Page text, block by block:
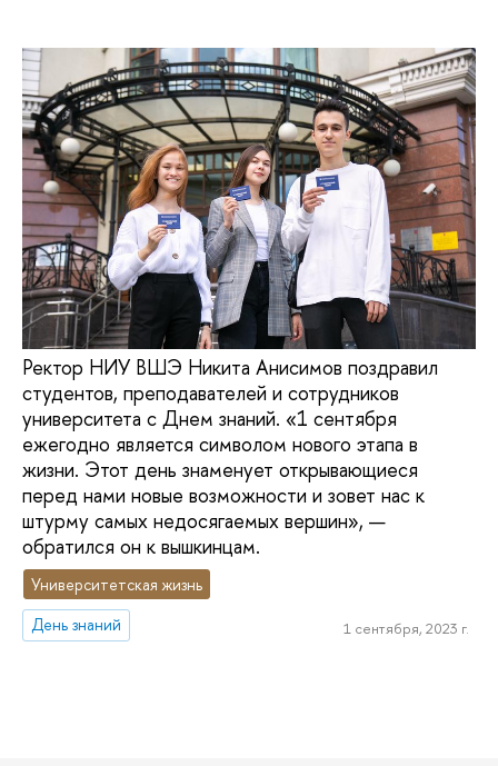
Ректор НИУ ВШЭ Никита Анисимов поздравил
студентов, преподавателей и сотрудников
университета с Днем знаний. «1 сентября
ежегодно является символом нового этапа в
жизни. Этот день знаменует открывающиеся
перед нами новые возможности и зовет нас к
штурму самых недосягаемых вершин», —
обратился он к вышкинцам.
Университетская жизнь
День знаний
1 сентября, 2023 г.